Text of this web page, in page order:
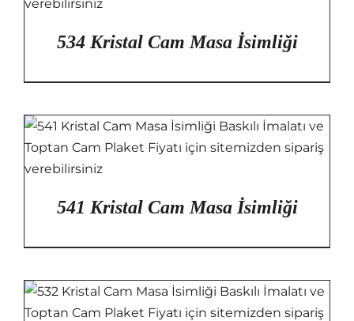
534 Kristal Cam Masa İsimliği
541 Kristal Cam Masa İsimliği